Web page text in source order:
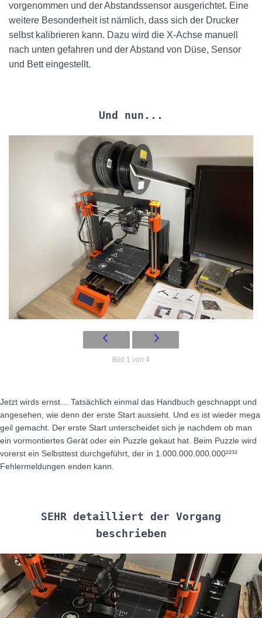
vorgenommen und der Abstandssensor ausgerichtet. Eine
weitere Besonderheit ist nämlich, dass sich der Drucker
selbst kalibrieren kann. Dazu wird die X-Achse manuell
nach unten gefahren und der Abstand von Düse, Sensor
und Bett eingestellt.
Und nun...
Bild 1 von 4
Jetzt wirds ernst… Tatsächlich einmal das Handbuch geschnappt und
angesehen, wie denn der erste Start aussieht. Und es ist wieder mega
geil gemacht. Der erste Start unterscheidet sich je nachdem ob man
ein vormontiertes Gerät oder ein Puzzle gekaut hat. Beim Puzzle wird
vorerst ein Selbsttest durchgeführt, der in 1.000.000.000.000²²³²
Fehlermeldungen enden kann.
SEHR detailliert der Vorgang
beschrieben